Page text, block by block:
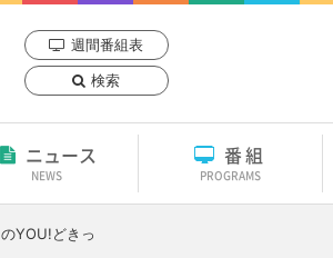
週間番組表
検索
ニュース
NEWS
番組
PROGRAMS
のYOU!どきっ